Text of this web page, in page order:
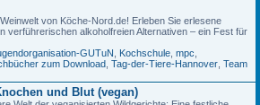
von Köche-Nord.de! Erleben Sie erlesene
verführerischen alkoholfreien Alternativen – ein Fest für
GUTuN Kochschule mpc
zum Download Tag-der-Tiere-Hannover Team
und Blut (vegan)